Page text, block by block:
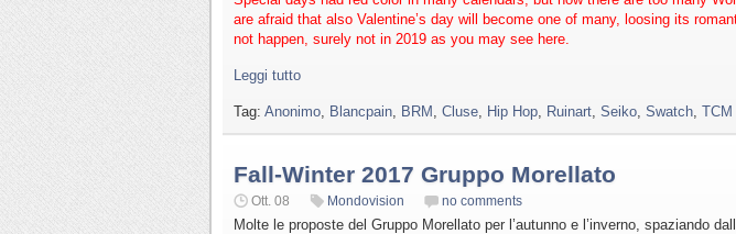
are afraid that also Valentine’s day will become one of many, loosing its
not happen, surely not in 2019 as you may see here.
Leggi tutto
Tag: Anonimo Blancpain BRM Cluse Hip Hop Ruinart Seiko Swatch TCM
Fall-Winter 2017 Gruppo Morellato
Ott. 08 Mondovision no comments
Molte le proposte del Gruppo Morellato per l’autunno e l’inverno, spaziando